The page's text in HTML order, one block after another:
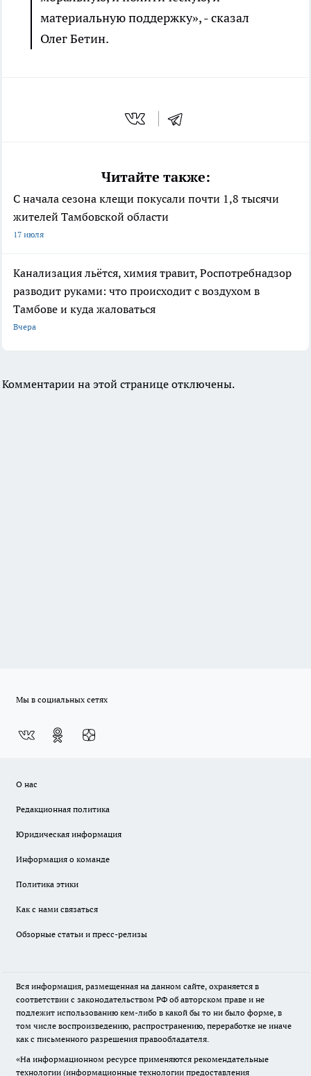
материальную поддержку», - сказал
Олег Бетин.
Читайте также:
С начала сезона клещи покусали почти 1,8 тысячи
жителей Тамбовской области
17 июля
Канализация льётся, химия травит, Роспотребнадзор
разводит руками: что происходит с воздухом в
Тамбове и куда жаловаться
Вчера
Комментарии на этой странице отключены.
Мы в социальных сетях
О нас
Редакционная политика
Юридическая информация
Информация о команде
Политика этики
Как с нами связаться
Обзорные статьи и пресс-релизы
Вся информация, размещенная на данном сайте, охраняется в
соответствии с законодательством РФ об авторском праве и не
подлежит использованию кем-либо в какой бы то ни было форме, в
том числе воспроизведению, распространению, переработке не иначе
как с письменного разрешения правообладателя.
«На информационном ресурсе применяются рекомендательные
технологии (информационные технологии предоставления